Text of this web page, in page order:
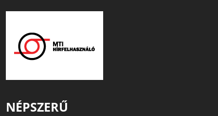
NÉPSZERŰ